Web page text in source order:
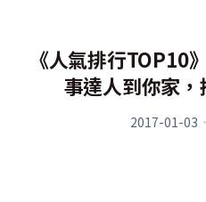
《人氣排行TOP10
事達人到你家
2017-01-03 ·